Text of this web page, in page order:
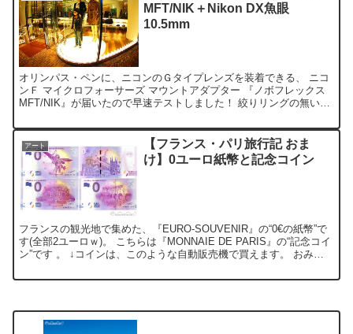
MFT/NIK＋Nikon DX魚眼
10.5mm
オリンパス・ペンに、ニコンのＧタイプレンズを装着できる、 ニコ
ンＦ マイクロフォーサーズ マウントアダプター 『ノボフレックス
MFT/NIK』が届いたので早速テストしました！ 絞りリングの無いＧ
アート
【フランス・パリ旅行記 おま
け】0ユーロ紙幣と記念コイン
フランスの観光地で集めた、『EURO-SOUVENIR』の“0€の紙幣”で
す(全部2ユーロｗ)。 こちらは『MONNAIE DE PARIS』の“記念コイ
ン”です 。 ↓コインは、このような自動販売機で買えます。 おみや